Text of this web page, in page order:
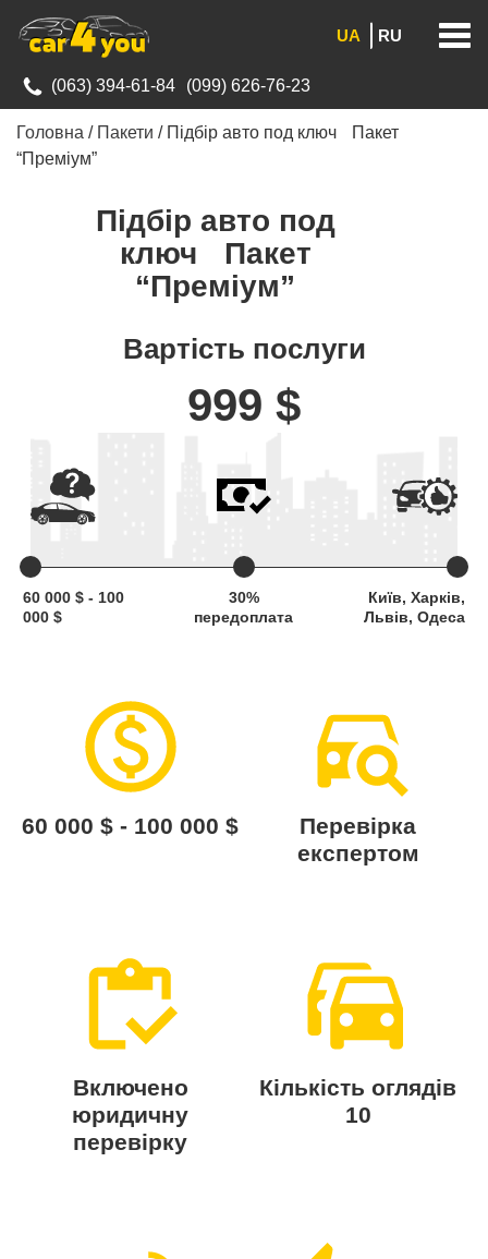
UA RU
(063) 394-61-84 (099) 626-76-23
Головна / Пакети / Підбір авто под ключ Пакет
“Преміум”
Підбір авто под
ключ Пакет
“Преміум”
Вартість послуги
999 $
60 000 $ - 100
000 $
30%
передоплата
Київ, Харків,
Львів, Одеса
60 000 $ - 100 000 $
Перевірка
експертом
Включено
юридичну
перевірку
Кількість оглядів
10